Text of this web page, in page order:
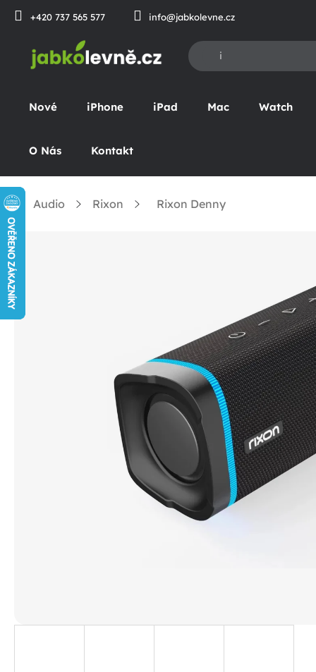
Přejít
+420 737 565 577 info@jabkolevne.cz
Nové iPhone iPad Mac Watch
O Nás Kontakt
Domů Audio Rixon Rixon Denny